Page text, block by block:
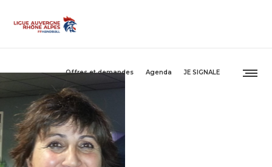
Offres et demandes Agenda JE SIGNALE